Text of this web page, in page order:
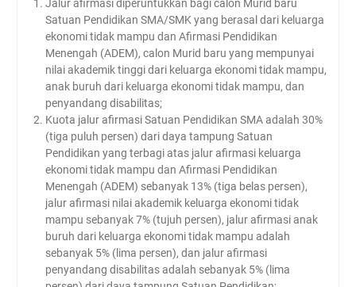
Rambipuji
Abhipraya Dies Natalis
SMAN Rambipuji Ke – 39
JADWAL SPMB 2026/2027
Jalur afirmasi diperuntukkan bagi calon Murid baru
Satuan Pendidikan SMA/SMK yang berasal dari keluarga
ekonomi tidak mampu dan Afirmasi Pendidikan
Menengah (ADEM), calon Murid baru yang mempunyai
nilai akademik tinggi dari keluarga ekonomi tidak mampu,
anak buruh dari keluarga ekonomi tidak mampu, dan
penyandang disabilitas;
Kuota jalur afirmasi Satuan Pendidikan SMA adalah 30%
(tiga puluh persen) dari daya tampung Satuan
Pendidikan yang terbagi atas jalur afirmasi keluarga
ekonomi tidak mampu dan Afirmasi Pendidikan
Menengah (ADEM) sebanyak 13% (tiga belas persen),
jalur afirmasi nilai akademik keluarga ekonomi tidak
mampu sebanyak 7% (tujuh persen), jalur afirmasi anak
buruh dari keluarga ekonomi tidak mampu adalah
sebanyak 5% (lima persen), dan jalur afirmasi
penyandang disabilitas adalah sebanyak 5% (lima